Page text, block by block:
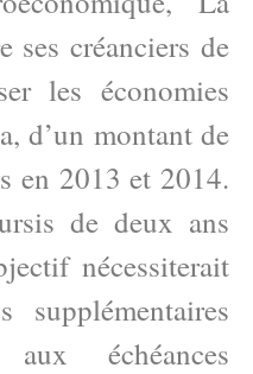
ses créanciers de
les économies
d’un montant de
en 2013 et 2014.
de deux ans
nécessiterait
supplémentaires
échéances